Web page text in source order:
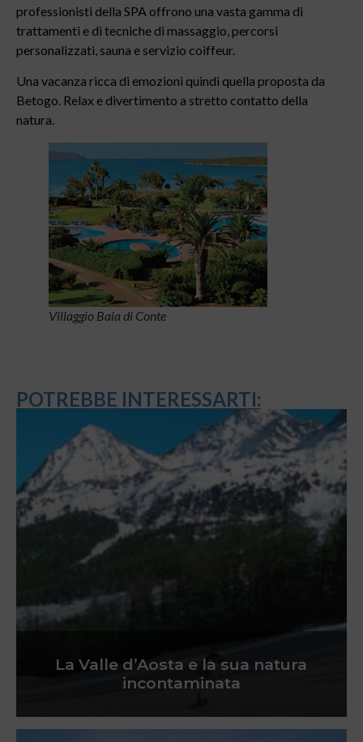
professionisti della SPA offrono una vasta gamma di
trattamenti e di tecniche di massaggio, percorsi
personalizzati, sauna e servizio coiffeur.
Una vacanza ricca di emozioni quindi quella proposta da
Betogo. Relax e divertimento a stretto contatto della
natura.
Villaggio Baia di Conte
POTREBBE INTERESSARTI:
La Valle d’Aosta e la sua natura
incontaminata